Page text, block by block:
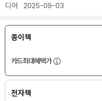
디어
2025-09-03
종이책
카드최대혜택가
전자책